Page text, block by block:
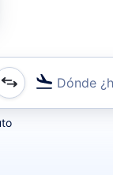
Dónde
o por